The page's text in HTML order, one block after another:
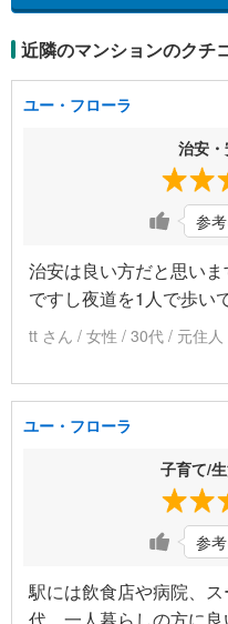
近隣のマンションのクチ
ユー・フローラ
治安
参
治安は良い方だと思い
ですし夜道を1人で歩い
tt さん / 女性 / 30代 / 元住人
ユー・フローラ
子育て/
参
駅には飲食店や病院、